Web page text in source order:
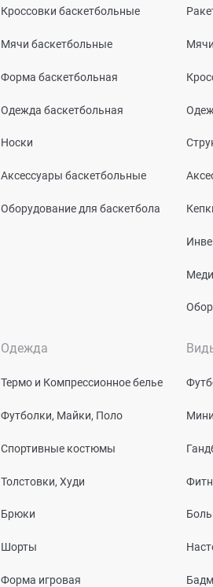
Кроссовки баскетбольные
Мячи баскетбольные
Форма баскетбольная
Одежда баскетбольная
Носки
Аксессуары баскетбольные
Оборудование для баскетбола
Мячи
Одежда
Термо и Компрессионное белье
Футболки, Майки, Поло
Спортивные костюмы
Толстовки, Худи
Брюки
Шорты
Форма игровая